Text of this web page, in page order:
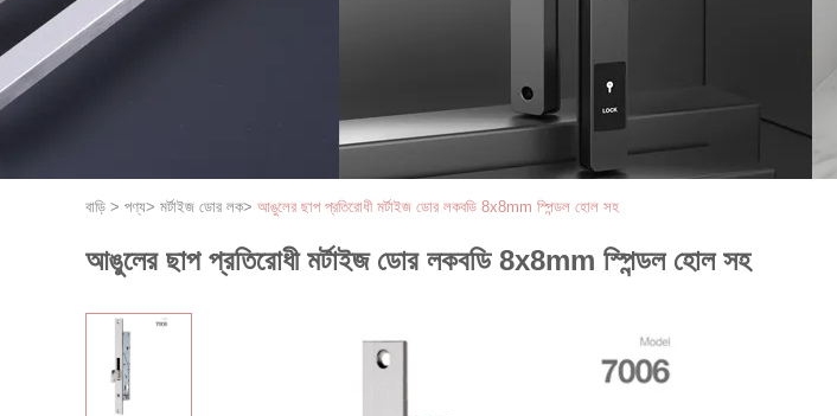
বাড়ি > পণ্য> মর্টাইজ ডোর লক> আঙুলের ছাপ প্রতিরোধী মর্টাইজ ডোর লকবডি 8x8mm স্পিন্ডল হোল সহ
আঙুলের ছাপ প্রতিরোধী মর্টাইজ ডোর লকবডি 8x8mm স্পিন্ডল হোল সহ